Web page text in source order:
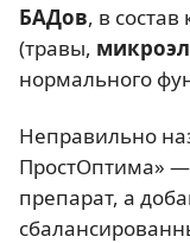
БАДов, в
(травы,
нормального
Неправильно
ПростОптима» —
препарат, а